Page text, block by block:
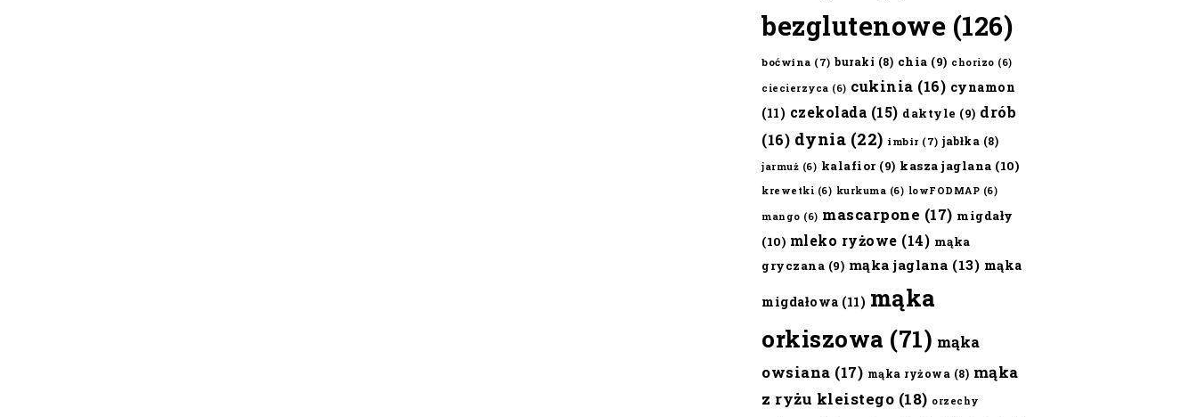
bezglutenowe (126)
boćwina (7) buraki (8) chia (9) chorizo (6)
ciecierzyca (6) cukinia (16) cynamon
(11) czekolada (15) daktyle (9) drób
(16) dynia (22) imbir (7) jabłka (8)
jarmuż (6) kalafior(9) kasza jaglana (10)
krewetki (6) kurkuma (6) lowFODMAP (6)
mango (6) mascarpone (17) migdały
(10) mleko ryżowe (14) mąka
gryczana (9) mąka jaglana (13) mąka
migdałowa (11) mąka
orkiszowa (71) mąka
owsiana (17) mąka ryżowa (8) mąka
z ryżu kleistego (18) orzechy